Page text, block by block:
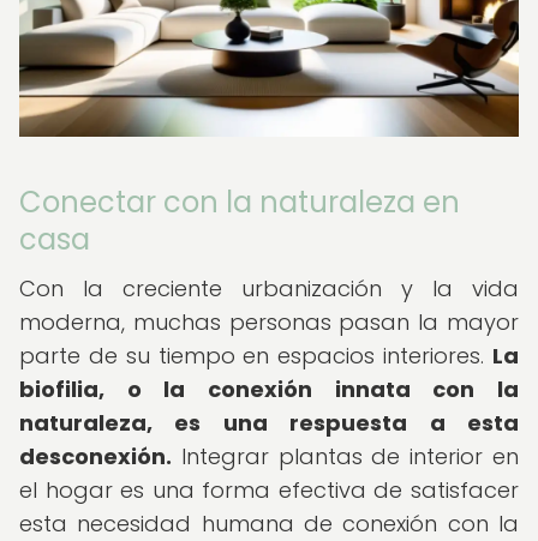
Conectar con la naturaleza en
casa
Con la creciente urbanización y la vida
moderna, muchas personas pasan la mayor
parte de su tiempo en espacios interiores. La
biofilia, o la conexión innata con la
naturaleza, es una respuesta a esta
desconexión. Integrar plantas de interior en
el hogar es una forma efectiva de satisfacer
esta necesidad humana de conexión con la